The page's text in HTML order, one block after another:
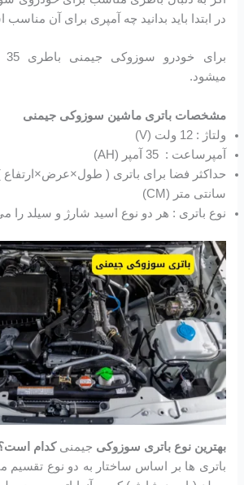
در ابتدا باید بدانید چه آمپری برای آن
میشود.
مشخصات باتری ماشین سوزوکی جیمنی
ولتاژ : 12 ولت (V)
آمپرساعت : 35 آمپر (AH)
سانتی متر (CM)
نوع باتری : هر دو نوع اسید شارژ و سیلد را
بهترین نوع باتری سوزوکی جیمنیکدام
باتری ها بر اساس ساختار به دو نوع تقسیم